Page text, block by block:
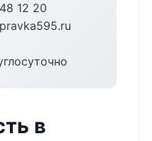
12 20
в